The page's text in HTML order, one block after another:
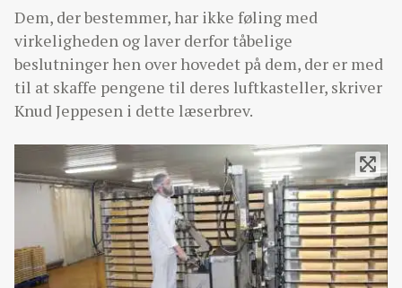
Dem, der bestemmer, har ikke føling med
virkeligheden og laver derfor tåbelige
beslutninger hen over hovedet på dem, der er med
til at skaffe pengene til deres luftkasteller, skriver
Knud Jeppesen i dette læserbrev.